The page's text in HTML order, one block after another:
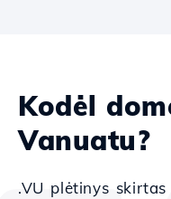
Kodėl
Vanuatu?
.VU plėtinys